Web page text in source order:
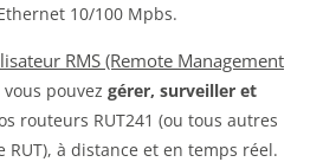
10/100 Mpbs.
RMS (Remote Management
pouvez gérer, surveiller et
routeurs RUT241 (ou tous autres
à distance et en temps réel.